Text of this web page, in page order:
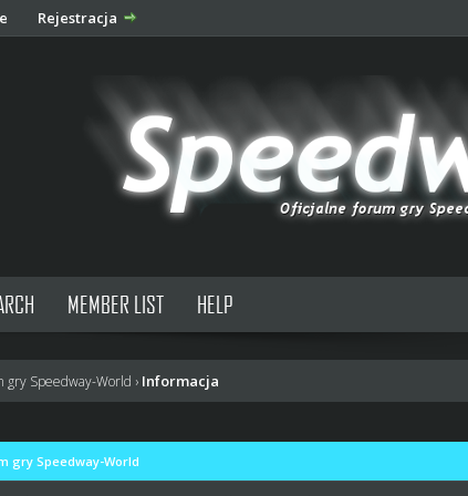
Rejestracja
MEMBER LIST HELP
gry Speedway-World › Informacja
gry Speedway-World